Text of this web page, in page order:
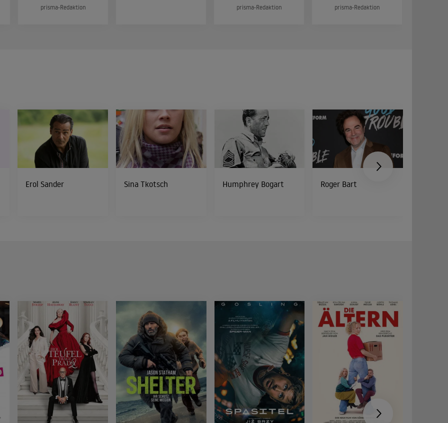
prisma-Redaktion prisma-Redaktion prisma-Redaktion
Erol Sander Sina Tkotsch Humphrey Bogart Roger Bart